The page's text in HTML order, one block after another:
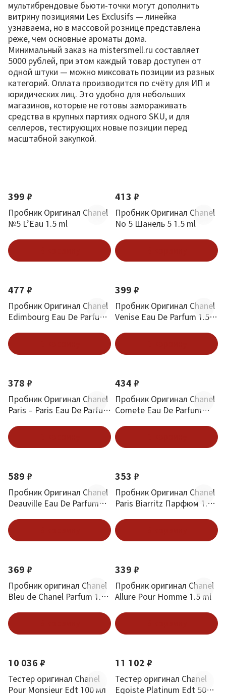
мультибрендовые бьюти-точки могут дополнить
витрину позициями Les Exclusifs — линейка
узнаваема, но в массовой рознице представлена
реже, чем основные ароматы дома.
Минимальный заказ на mistersmell.ru составляет
5000 рублей, при этом каждый товар доступен от
одной штуки — можно миксовать позиции из разных
категорий. Оплата производится по счёту для ИП и
юридических лиц. Это удобно для небольших
магазинов, которые не готовы замораживать
средства в крупных партиях одного SKU, и для
селлеров, тестирующих новые позиции перед
масштабной закупкой.
399 ₽
Пробник Оригинал Chanel
№5 L’Eau 1.5 ml
413 ₽
Пробник Оригинал Chanel
No 5 Шанель 5 1.5 ml
477 ₽
Пробник Оригинал Chanel
Edimbourg Eau De Parfum
399 ₽
Пробник Оригинал Chanel
Venise Eau De Parfum 1.5
378 ₽
Пробник Оригинал Chanel
Paris – Paris Eau De Parfum
434 ₽
Пробник Оригинал Chanel
Comete Eau De Parfum
589 ₽
Пробник Оригинал Chanel
Deauville Eau De Parfum
353 ₽
Пробник Оригинал Chanel
Paris Biarritz Парфюм 1.5
Новинка
369 ₽
Пробник оригинал Chanel
Bleu de Chanel Parfum 1.5
Новинка
339 ₽
Пробник оригинал Chanel
Allure Pour Homme 1.5 ml
10 036 ₽
Тестер оригинал Chanel
Pour Monsieur Edt 100 мл
11 102 ₽
Тестер оригинал Chanel
Egoiste Platinum Edt 50